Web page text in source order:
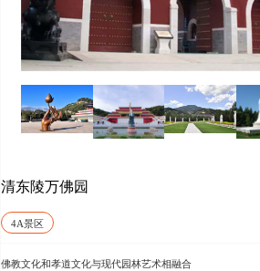
清东陵万佛园
4A景区
佛教文化和孝道文化与现代园林艺术相融合